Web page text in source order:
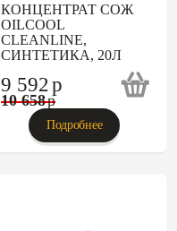
КОНЦЕНТРАТ СОЖ
OILCOOL
CLEANLINE,
СИНТЕТИКА, 20Л
9 592p
10 658p
Подробнее